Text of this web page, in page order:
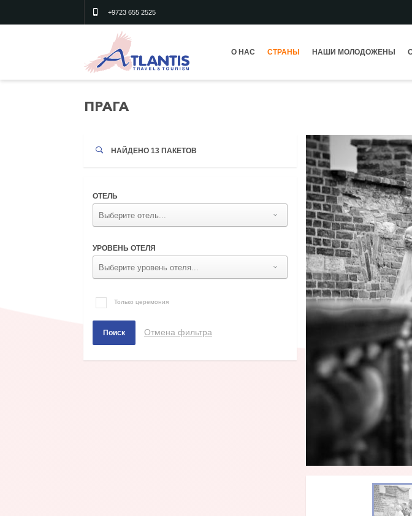
+9723 655 2525
О НАС СТРАНЫ НАШИ МОЛОДОЖЕНЫ
ПРАГА
НАЙДЕНО 13 ПАКЕТОВ
ОТЕЛЬ
УРОВЕНЬ ОТЕЛЯ
Только церемония
Поиск Отмена фильтра